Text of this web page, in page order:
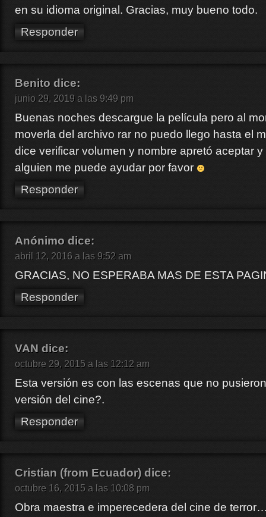
en su idioma original. Gracias, muy bueno todo.
Responder
Benito dice:
junio 29, 2019 a las 9:49 pm
Buenas noches descargue la película pero al
moverla del archivo rar no puedo llego hasta el
dice verificar volumen y nombre apretó aceptar
alguien me puede ayudar por favor
Responder
Anónimo dice:
abril 12, 2016 a las 9:52 am
GRACIAS, NO ESPERABA MAS DE ESTA
Responder
VAN dice:
octubre 29, 2015 a las 12:12 am
Esta versión es con las escenas que no
versión del cine?.
Responder
Cristian (from Ecuador) dice:
octubre 16, 2015 a las 10:08 pm
Obra maestra e imperecedera del cine de